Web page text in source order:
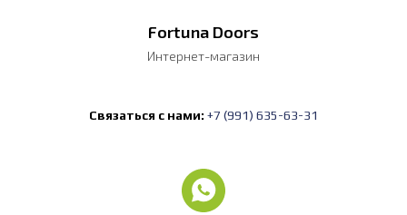
Fortuna Doors
Интернет-магазин
Связаться с нами: +7 (991) 635-63-31